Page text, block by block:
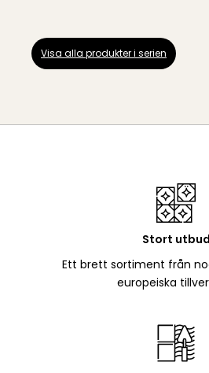
Visa alla produkter i serien
Stort utbud
Ett brett sortiment från
europeiska